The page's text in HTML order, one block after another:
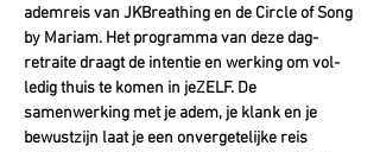
ademreis van JKBreathing en de Circle of Song
by Mariam. Het programma van deze dag-
retraite draagt de intentie en werking om vol-
ledig thuis te komen in jeZELF. De
samenwerking met je adem, je klank en je
bewustzijn laat je een onvergetelijke reis